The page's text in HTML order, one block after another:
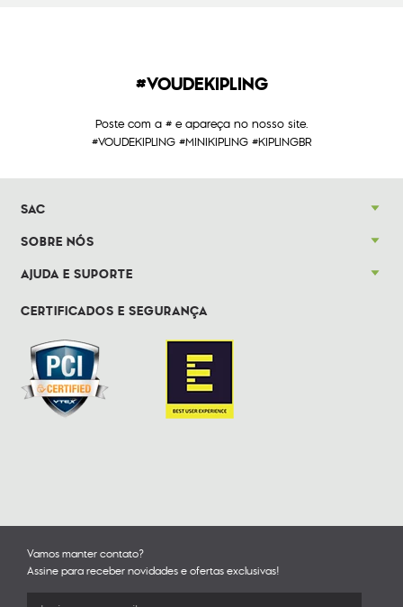
#VOUDEKIPLING
Poste com a # e apareça no nosso site.
#VOUDEKIPLING #MINIKIPLING #KIPLINGBR
SAC
SOBRE NÓS
AJUDA E SUPORTE
CERTIFICADOS E SEGURANÇA
Vamos manter contato?
Assine para receber novidades e ofertas exclusivas!